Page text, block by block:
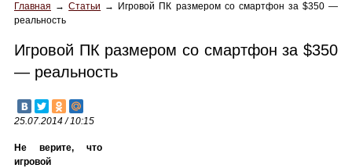
Обзоры
Новинки
Главная →Статьи →
Игровой ПК размером со смартфон за $350 —
реальность
Игровой ПК размером со смартфон за $350
— реальность
25.07.2014 / 10:15
Не верите, что
игровой